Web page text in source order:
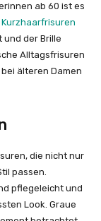
ab 60 ist es
Kurzhaarfrisuren
und der Brille
Alltagsfrisuren
älteren Damen
die nicht nur
passen.
pflegeleicht und
Look. Graue